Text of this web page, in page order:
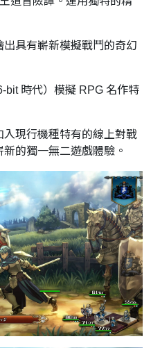
具有嶄新模擬戰鬥的奇幻
bit 時代）模擬 RPG 名作特
入現行機種特有的線上對戰
的獨一無二遊戲體驗。